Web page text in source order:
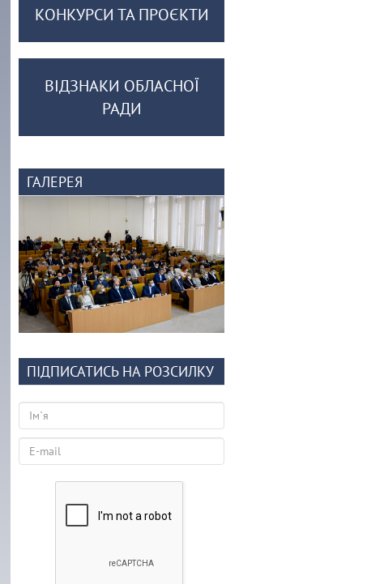
КОНКУРСИ ТА ПРОЄКТИ
ВІДЗНАКИ ОБЛАСНОЇ
РАДИ
ГАЛЕРЕЯ
ПІДПИСАТИСЬ НА РОЗСИЛКУ